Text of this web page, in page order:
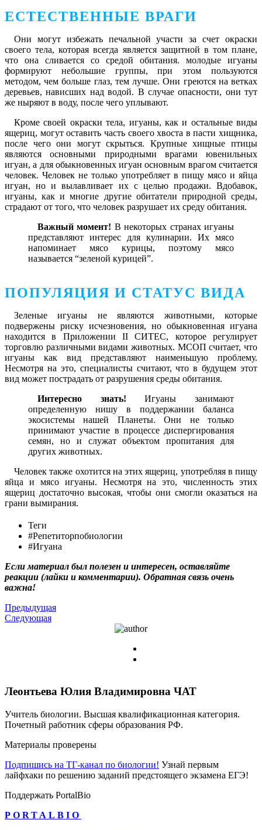
ЕСТЕСТВЕННЫЕ ВРАГИ
Они могут избежать печальной участи за счет окраски
своего тела, которая всегда является защитной в том плане,
что она сливается со средой обитания. молодые игуаны
формируют небольшие группы, при этом пользуются
методом, чем больше глаз, тем лучше. Они греются на ветках
деревьев, нависших над водой. В случае опасности, они тут
же ныряют в воду, после чего уплывают.
Кроме своей окраски тела, игуаны, как и остальные виды
ящериц, могут оставить часть своего хвоста в пасти хищника,
после чего они могут скрыться. Крупные хищные птицы
являются основными природными врагами ювенильных
игуан, а для обыкновенных игуан основным врагом считается
человек. Человек не только употребляет в пищу мясо и яйца
игуан, но и вылавливает их с целью продажи. Вдобавок,
игуаны, как и многие другие обитатели природной среды,
страдают от того, что человек разрушает их среду обитания.
Важный момент! В некоторых странах игуаны
представляют интерес для кулинарии. Их мясо
напоминает мясо курицы, поэтому мясо
называется “зеленой курицей”.
ПОПУЛЯЦИЯ И СТАТУС ВИДА
Зеленые игуаны не являются животными, которые
подвержены риску исчезновения, но обыкновенная игуана
находится в Приложении II СИТЕС, которое регулирует
торговлю различными видами животных. МСОП считает, что
игуаны как вид представляют наименьшую проблему.
Несмотря на это, специалисты считают, что в будущем этот
вид может пострадать от разрушения среды обитания.
Интересно знать! Игуаны занимают
определенную нишу в поддержании баланса
экосистемы нашей Планеты. Они не только
принимают участие в процессе диспергирования
семян, но и служат объектом пропитания для
других животных.
Человек также охотится на этих ящериц, употребляя в пищу
яйца и мясо игуаны. Несмотря на это, численность этих
ящериц достаточно высокая, чтобы они смогли оказаться на
грани вымирания.
Теги
#Репетиторпобиологии
#Игуана
Если материал был полезен и интересен, оставляйте
реакции (лайки и комментарии). Обратная связь очень
важна!
Предыдущая
Следующая
Леонтьева Юлия Владимировна ЧАТ
Учитель биологии. Высшая квалификационная категория.
Почетный работник сферы образования РФ.
Материалы проверены
Подпишись на ТГ-канал по биологии! Узнай первым
лайфхаки по решению заданий предстоящего экзамена ЕГЭ!
Поддержать PortalBio
PORTALBIO